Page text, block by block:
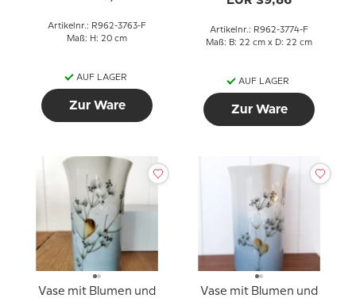
Artikelnr.: R962-3763-F
Maß: H: 20 cm
AUF LAGER
Zur Ware
Artikelnr.: R962-3774-F
Maß: B: 22 cm x D: 22 cm
AUF LAGER
Zur Ware
Vase mit Blumen und
Vase mit Blumen und